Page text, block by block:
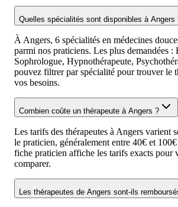
Quelles spécialités sont disponibles à Angers
À Angers, 6 spécialités en médecines
parmi nos praticiens. Les plus demandées :
Sophrologue, Hypnothérapeute,
pouvez filtrer par spécialité pour trouver le
vos besoins.
Combien coûte un thérapeute à Angers ?
Les tarifs des thérapeutes à Angers varient
le praticien, généralement entre 40€ et
fiche praticien affiche les tarifs exacts pour
comparer.
Les thérapeutes de Angers sont-ils